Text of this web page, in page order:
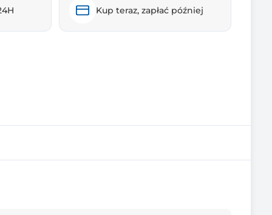
Kup teraz, zapłać później